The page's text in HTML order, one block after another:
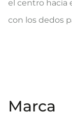
el centro hacia
con los dedos
Marca